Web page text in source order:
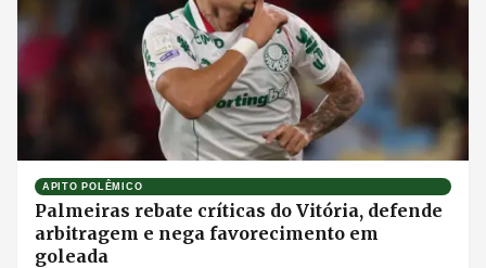
APITO POLÊMICO
Palmeiras rebate críticas do Vitória, defende
arbitragem e nega favorecimento em
goleada